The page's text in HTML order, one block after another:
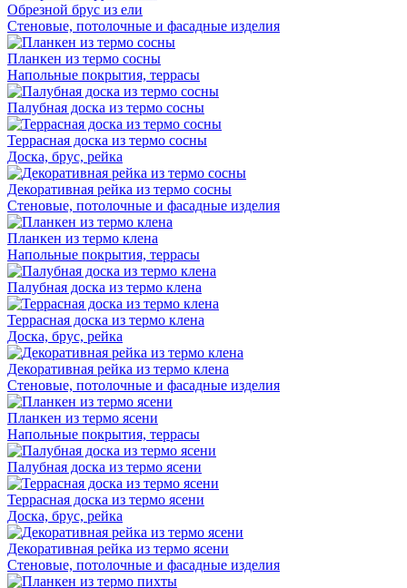
Обрезной брус из ели
Стеновые, потолочные и фасадные изделия
Планкен из термо сосны
Напольные покрытия, террасы
Палубная доска из термо сосны
Террасная доска из термо сосны
Доска, брус, рейка
Декоративная рейка из термо сосны
Стеновые, потолочные и фасадные изделия
Планкен из термо клена
Напольные покрытия, террасы
Палубная доска из термо клена
Террасная доска из термо клена
Доска, брус, рейка
Декоративная рейка из термо клена
Стеновые, потолочные и фасадные изделия
Планкен из термо ясени
Напольные покрытия, террасы
Палубная доска из термо ясени
Террасная доска из термо ясени
Доска, брус, рейка
Декоративная рейка из термо ясени
Стеновые, потолочные и фасадные изделия